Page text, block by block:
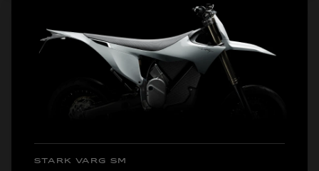
STARK VARG SM